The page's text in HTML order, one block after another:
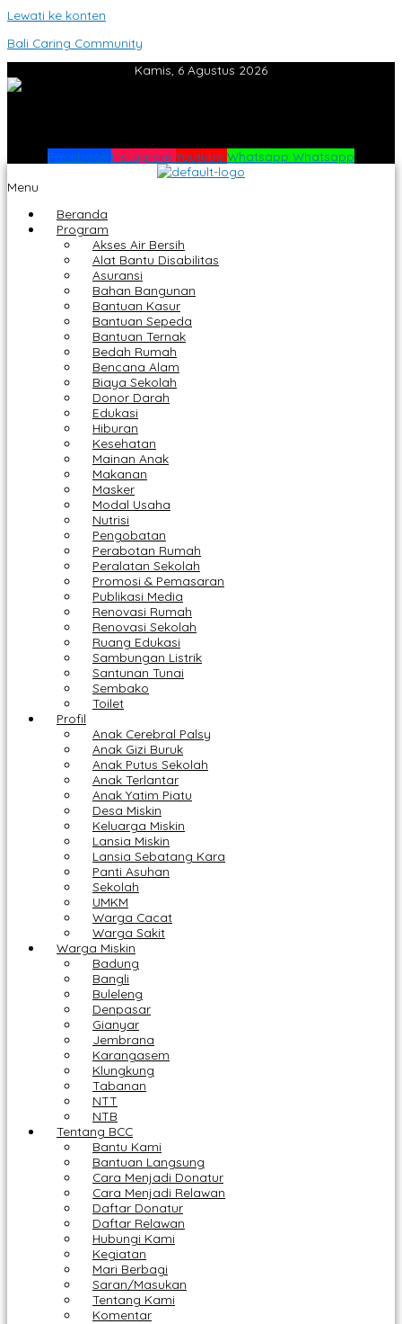
Lewati ke konten
Bali Caring Community
Kamis, 6 Agustus 2026
Facebook Instagram Youtube Whatsapp Whatsapp
Menu
Beranda
Program
Akses Air Bersih
Alat Bantu Disabilitas
Asuransi
Bahan Bangunan
Bantuan Kasur
Bantuan Sepeda
Bantuan Ternak
Bedah Rumah
Bencana Alam
Biaya Sekolah
Donor Darah
Edukasi
Hiburan
Kesehatan
Mainan Anak
Makanan
Masker
Modal Usaha
Nutrisi
Pengobatan
Perabotan Rumah
Peralatan Sekolah
Promosi & Pemasaran
Publikasi Media
Renovasi Rumah
Renovasi Sekolah
Ruang Edukasi
Sambungan Listrik
Santunan Tunai
Sembako
Toilet
Profil
Anak Cerebral Palsy
Anak Gizi Buruk
Anak Putus Sekolah
Anak Terlantar
Anak Yatim Piatu
Desa Miskin
Keluarga Miskin
Lansia Miskin
Lansia Sebatang Kara
Panti Asuhan
Sekolah
UMKM
Warga Cacat
Warga Sakit
Warga Miskin
Badung
Bangli
Buleleng
Denpasar
Gianyar
Jembrana
Karangasem
Klungkung
Tabanan
NTT
NTB
Tentang BCC
Bantu Kami
Bantuan Langsung
Cara Menjadi Donatur
Cara Menjadi Relawan
Daftar Donatur
Daftar Relawan
Hubungi Kami
Kegiatan
Mari Berbagi
Saran/Masukan
Tentang Kami
Komentar